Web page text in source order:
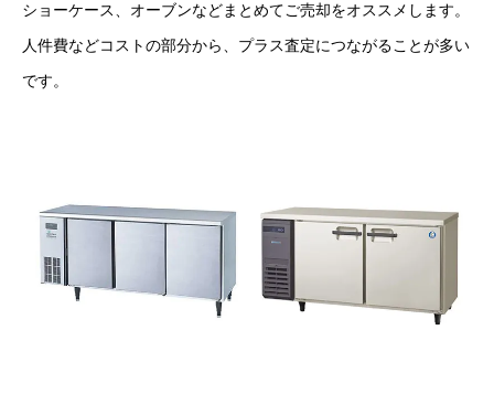
ショーケース、オーブンなどまとめてご売却をオススメします。
人件費などコストの部分から、プラス査定につながることが多い
です。